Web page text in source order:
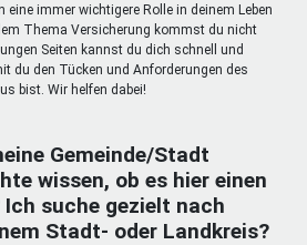
eine immer wichtigere Rolle in deinem Leben
Thema Versicherung kommst du nicht
Seiten kannst du dich schnell und
du den Tücken und Anforderungen des
bist. Wir helfen dabei!
Gemeinde/Stadt
wissen, ob es hier einen
suche gezielt nach
Stadt- oder Landkreis?